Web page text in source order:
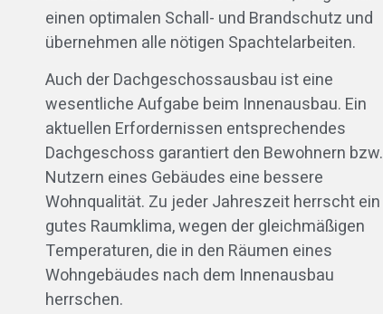
einen optimalen Schall- und Brandschutz und
übernehmen alle nötigen Spachtelarbeiten.
Auch der Dachgeschossausbau ist eine
wesentliche Aufgabe beim Innenausbau. Ein
aktuellen Erfordernissen entsprechendes
Dachgeschoss garantiert den Bewohnern bzw.
Nutzern eines Gebäudes eine bessere
Wohnqualität. Zu jeder Jahreszeit herrscht ein
gutes Raumklima, wegen der gleichmäßigen
Temperaturen, die in den Räumen eines
Wohngebäudes nach dem Innenausbau
herrschen.